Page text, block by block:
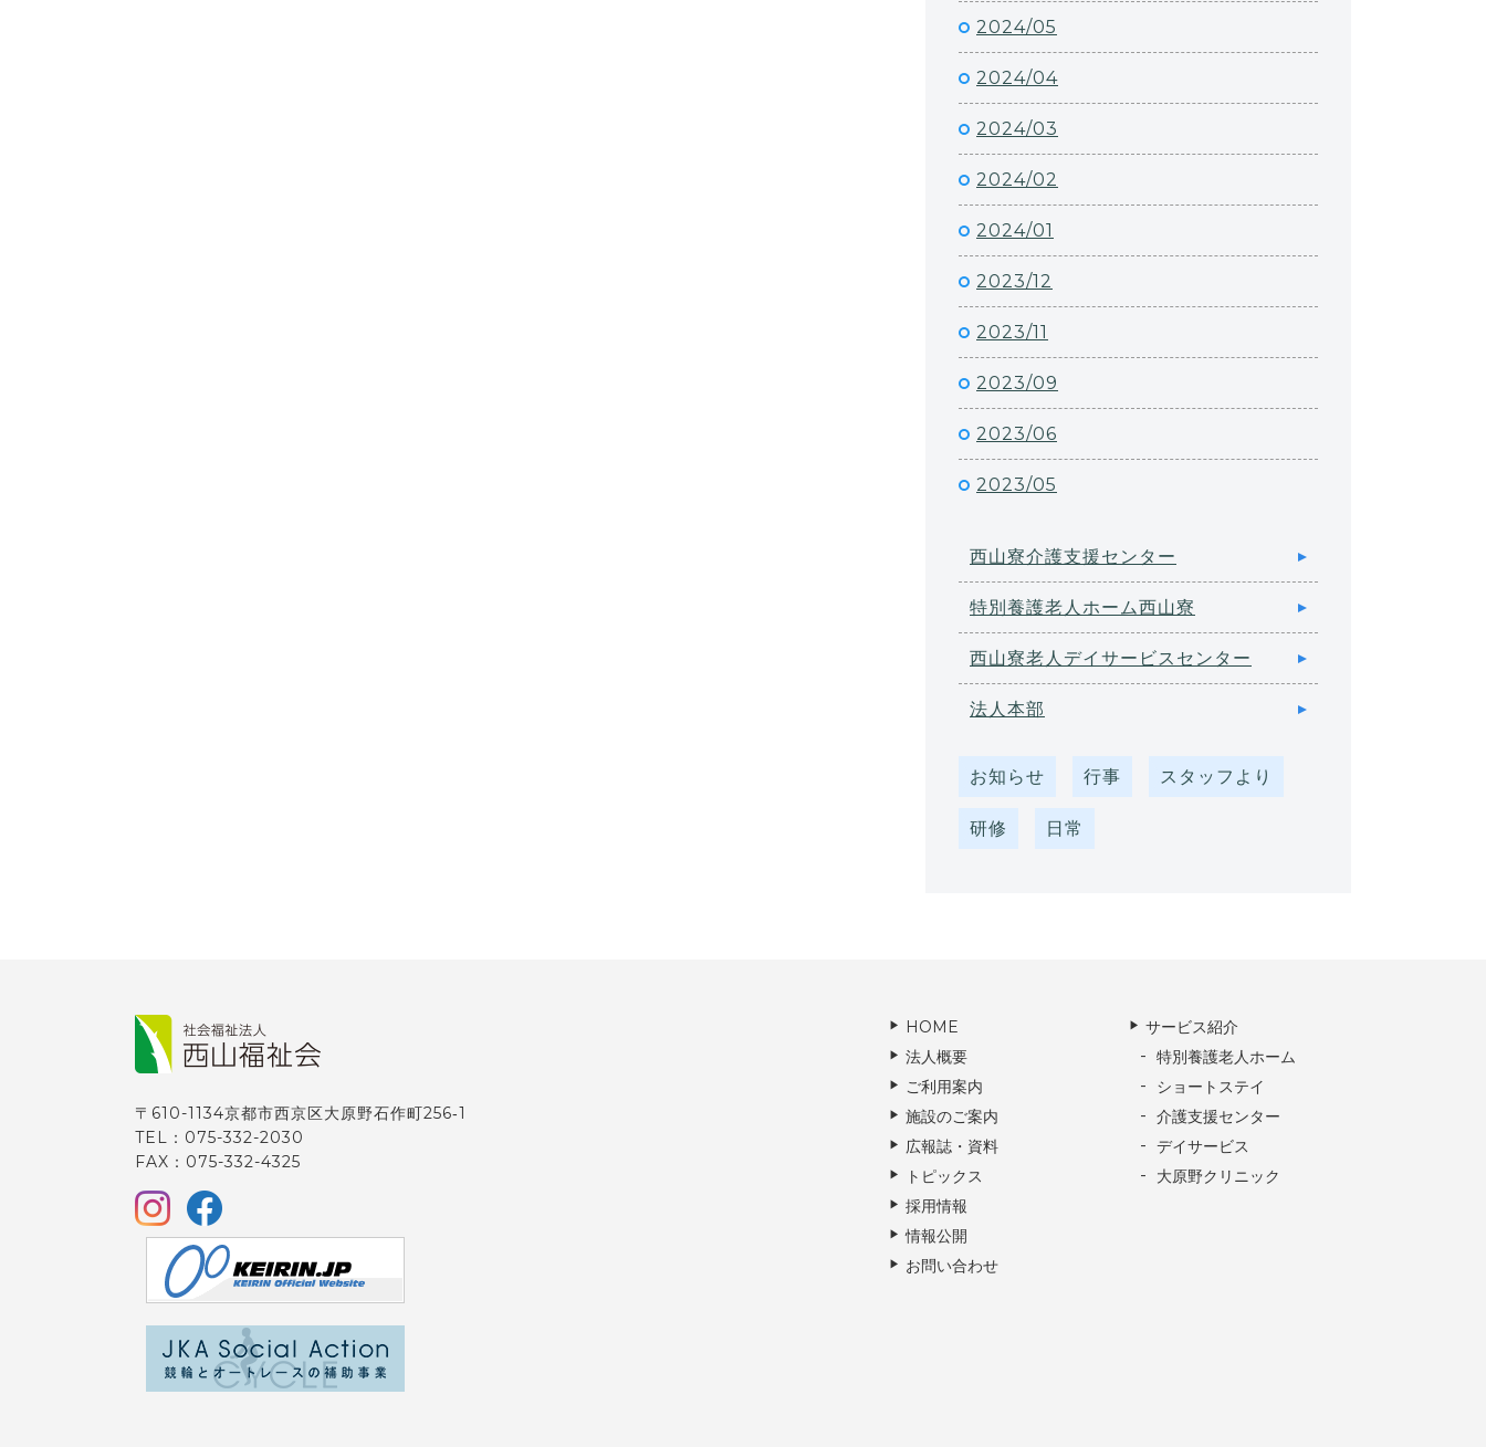
2024/05
2024/04
2024/03
2024/02
2024/01
2023/12
2023/11
2023/09
2023/06
2023/05
西山寮介護支援センター
特別養護老人ホーム西山寮
西山寮老人デイサービスセンター
法人本部
お知らせ 行事 スタッフより
研修 日常
〒610-1134京都市西京区大原野石作町256‐1
TEL：075-332-2030
FAX：075-332-4325
HOME
法人概要
ご利用案内
施設のご案内
広報誌・資料
トピックス
採用情報
情報公開
お問い合わせ
サービス紹介
特別養護老人ホーム
ショートステイ
介護支援センター
デイサービス
大原野クリニック